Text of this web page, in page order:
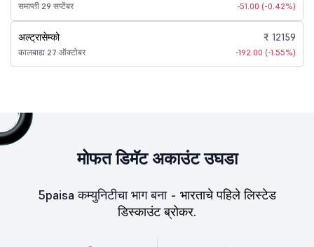
समाप्ती 29 सप्टेंबर -51.00 (-0.42%)
अल्ट्रासेम्को
कालबाह्य 27 ऑक्टोबर
₹ 12159
-192.00 (-1.55%)
मोफत डिमॅट अकाउंट उघडा
5paisa कम्युनिटीचा भाग बना - भारताचे पहिले लिस्टेड
डिस्काउंट ब्रोकर.